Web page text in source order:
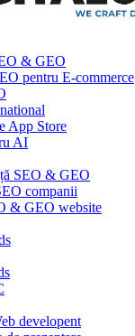
& GEO
pentru E-commerce
App Store
AI
SEO & GEO
companii
& GEO website
developent